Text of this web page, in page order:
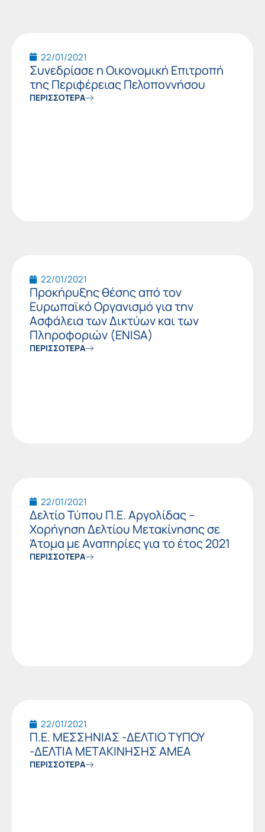
22/01/2021
Συνεδρίασε η Οικονομική Επιτροπή
της Περιφέρειας Πελοποννήσου
ΠΕΡΙΣΣΟΤΕΡΑ
22/01/2021
Προκήρυξης θέσης από τον
Ευρωπαϊκό Οργανισμό για την
Ασφάλεια των Δικτύων και των
Πληροφοριών (ENISA)
ΠΕΡΙΣΣΟΤΕΡΑ
22/01/2021
Δελτίο Τύπου Π.Ε. Αργολίδας –
Χορήγηση Δελτίου Μετακίνησης σε
Άτομα με Αναπηρίες για το έτος 2021
ΠΕΡΙΣΣΟΤΕΡΑ
22/01/2021
Π.Ε. ΜΕΣΣΗΝΙΑΣ -ΔΕΛΤΙΟ ΤΥΠΟΥ
-ΔΕΛΤΙΑ ΜΕΤΑΚΙΝΗΣΗΣ ΑΜΕΑ
ΠΕΡΙΣΣΟΤΕΡΑ